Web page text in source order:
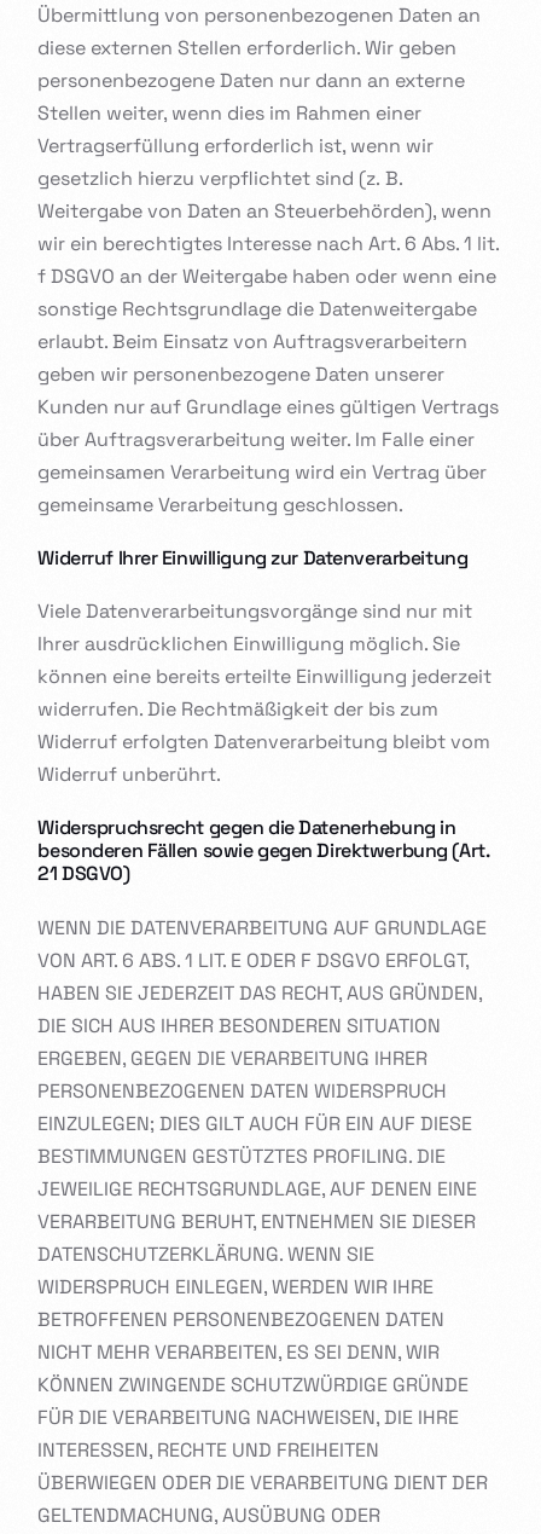
Übermittlung von personenbezogenen Daten an
diese externen Stellen erforderlich. Wir geben
personenbezogene Daten nur dann an externe
Stellen weiter, wenn dies im Rahmen einer
Vertragserfüllung erforderlich ist, wenn wir
gesetzlich hierzu verpflichtet sind (z. B.
Weitergabe von Daten an Steuerbehörden), wenn
wir ein berechtigtes Interesse nach Art. 6 Abs. 1 lit.
f DSGVO an der Weitergabe haben oder wenn eine
sonstige Rechtsgrundlage die Datenweitergabe
erlaubt. Beim Einsatz von Auftragsverarbeitern
geben wir personenbezogene Daten unserer
Kunden nur auf Grundlage eines gültigen Vertrags
über Auftragsverarbeitung weiter. Im Falle einer
gemeinsamen Verarbeitung wird ein Vertrag über
gemeinsame Verarbeitung geschlossen.
Widerruf Ihrer Einwilligung zur Datenverarbeitung
Viele Datenverarbeitungsvorgänge sind nur mit
Ihrer ausdrücklichen Einwilligung möglich. Sie
können eine bereits erteilte Einwilligung jederzeit
widerrufen. Die Rechtmäßigkeit der bis zum
Widerruf erfolgten Datenverarbeitung bleibt vom
Widerruf unberührt.
Widerspruchsrecht gegen die Datenerhebung in
besonderen Fällen sowie gegen Direktwerbung (Art.
21 DSGVO)
WENN DIE DATENVERARBEITUNG AUF GRUNDLAGE
VON ART. 6 ABS. 1 LIT. E ODER F DSGVO ERFOLGT,
HABEN SIE JEDERZEIT DAS RECHT, AUS GRÜNDEN,
DIE SICH AUS IHRER BESONDEREN SITUATION
ERGEBEN, GEGEN DIE VERARBEITUNG IHRER
PERSONENBEZOGENEN DATEN WIDERSPRUCH
EINZULEGEN; DIES GILT AUCH FÜR EIN AUF DIESE
BESTIMMUNGEN GESTÜTZTES PROFILING. DIE
JEWEILIGE RECHTSGRUNDLAGE, AUF DENEN EINE
VERARBEITUNG BERUHT, ENTNEHMEN SIE DIESER
DATENSCHUTZERKLÄRUNG. WENN SIE
WIDERSPRUCH EINLEGEN, WERDEN WIR IHRE
BETROFFENEN PERSONENBEZOGENEN DATEN
NICHT MEHR VERARBEITEN, ES SEI DENN, WIR
KÖNNEN ZWINGENDE SCHUTZWÜRDIGE GRÜNDE
FÜR DIE VERARBEITUNG NACHWEISEN, DIE IHRE
INTERESSEN, RECHTE UND FREIHEITEN
ÜBERWIEGEN ODER DIE VERARBEITUNG DIENT DER
GELTENDMACHUNG, AUSÜBUNG ODER